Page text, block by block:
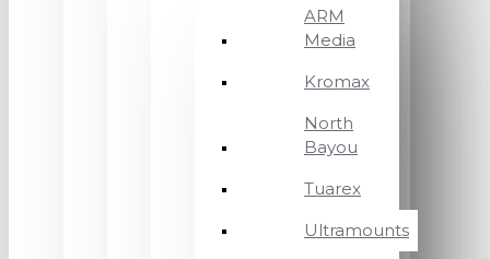
ARM
Media
Kromax
North
Bayou
Tuarex
Ultramounts